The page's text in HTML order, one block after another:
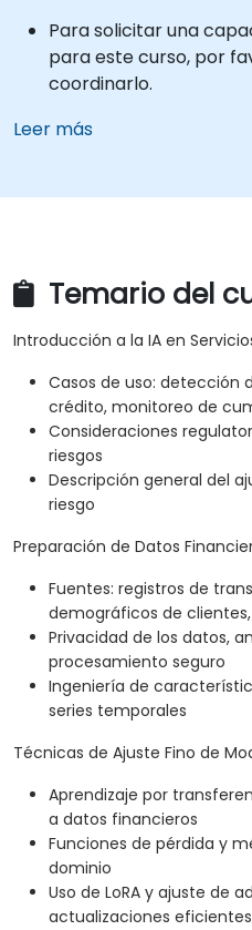
Para solicitar una
para este curso, por
coordinarlo.
Leer más
Temario del
Introducción a la IA en
Casos de uso: detección
crédito, monitoreo de
Consideraciones
riesgos
Descripción general del
riesgo
Preparación de Datos
Fuentes: registros de
demográficos de
Privacidad de los datos,
procesamiento seguro
Ingeniería de
series temporales
Técnicas de Ajuste Fino de
Aprendizaje por
a datos financieros
Funciones de pérdida y
dominio
Uso de LoRA y ajuste de
actualizaciones eficientes